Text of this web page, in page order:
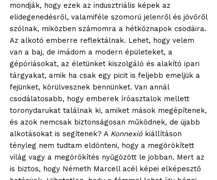
mondják, hogy ezek az indusztriális képek az
elidegenedésről, valamiféle szomorú jelenről és jövőről
szólnak, miközben számomra a hétköznapok csodáira.
Az alkotó emberre reflektálnak. Lehet, hogy velem
van a baj, de imádom a modern épületeket, a
gépóriásokat, az életünket kiszolgáló és alakító ipari
tárgyakat, amik ha csak egy picit is feljebb emeljük a
fejünket, körülvesznek bennünket. Van annál
csodálatosabb, hogy emberek íróasztalok mellett
toronydarukat találnak ki, amiket mások megépítenek,
és azok nemcsak biztonságosan működnek, de újabb
alkotásokat is segítenek? A Konnexió kiállításon
tényleg nem tudtam eldönteni, hogy a megörökített
világ vagy a megörökítés nyűgözött le jobban. Mert az
is biztos, hogy Németh Marcell acél képei elképesztő